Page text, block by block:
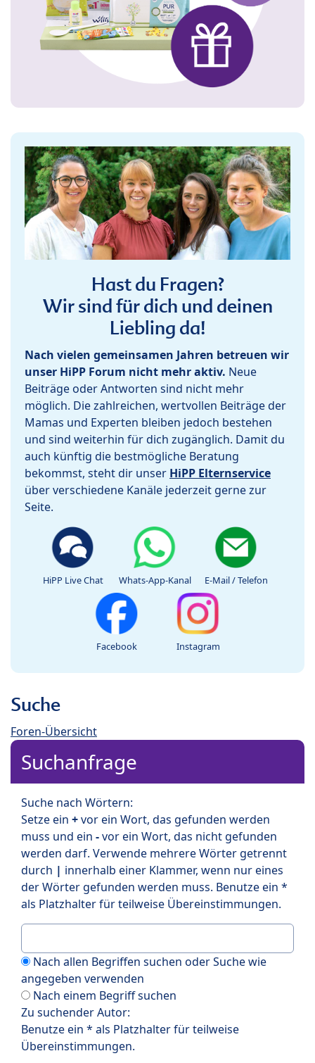
Hast du Fragen?
Wir sind für dich und deinen
Liebling da!
Nach vielen gemeinsamen Jahren betreuen wir
unser HiPP Forum nicht mehr aktiv. Neue
Beiträge oder Antworten sind nicht mehr
möglich. Die zahlreichen, wertvollen Beiträge der
Mamas und Experten bleiben jedoch bestehen
und sind weiterhin für dich zugänglich. Damit du
auch künftig die bestmögliche Beratung
bekommst, steht dir unser HiPP Elternservice
über verschiedene Kanäle jederzeit gerne zur
Seite.
HiPP Live Chat Whats-App-Kanal E-Mail / Telefon
Facebook Instagram
Suche
Foren-Übersicht
Suchanfrage
Suche nach Wörtern:
Setze ein +vor ein Wort, das gefunden werden
muss und ein -vor ein Wort, das nicht gefunden
werden darf. Verwende mehrere Wörter getrennt
durch | innerhalb einer Klammer, wenn nur eines
der Wörter gefunden werden muss. Benutze ein *
als Platzhalter für teilweise Übereinstimmungen.
Nach allen Begriffen suchen oder Suche wie
angegeben verwenden
Nach einem Begriff suchen
Zu suchender Autor:
Benutze ein * als Platzhalter für teilweise
Übereinstimmungen.